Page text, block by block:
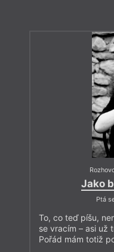
Jako
Ptá
To, co teď píšu,
se vracím – asi už
Pořád mám totiž